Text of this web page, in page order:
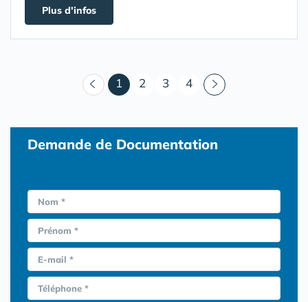
Plus d'infos
1 (courant)
2 3 4
Demande de Documentation
Nom *
Prénom *
E-mail *
Téléphone *